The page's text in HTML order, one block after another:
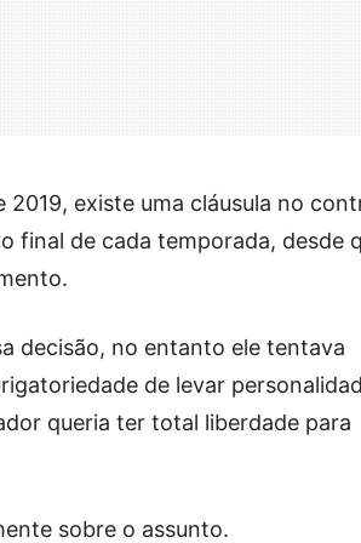
existe uma cláusula no
final de cada temporada, desde
decisão, no entanto ele tentava
de levar
queria ter total liberdade para
sobre o assunto.